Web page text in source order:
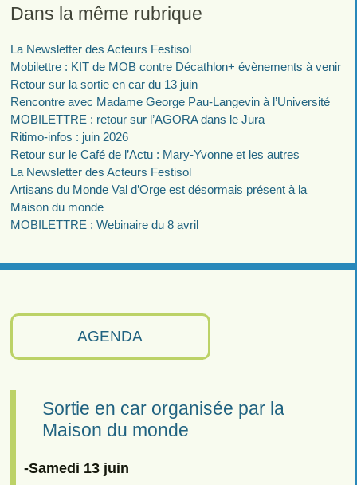
AGENDA
Sortie en car organisée par la
Maison du monde
-Samedi 13 juin
Dans la même rubrique
La Newsletter des Acteurs Festisol
Mobilettre : KIT de MOB contre Décathlon+ évènements à venir
Retour sur la sortie en car du 13 juin
Rencontre avec Madame George Pau-Langevin à l’Université
MOBILETTRE : retour sur l’AGORA dans le Jura
Ritimo-infos : juin 2026
Retour sur le Café de l’Actu : Mary-Yvonne et les autres
La Newsletter des Acteurs Festisol
Artisans du Monde Val d’Orge est désormais présent à la
Maison du monde
MOBILETTRE : Webinaire du 8 avril